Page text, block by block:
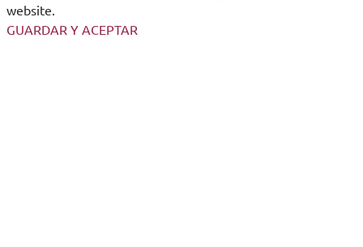
website.
GUARDAR Y ACEPTAR